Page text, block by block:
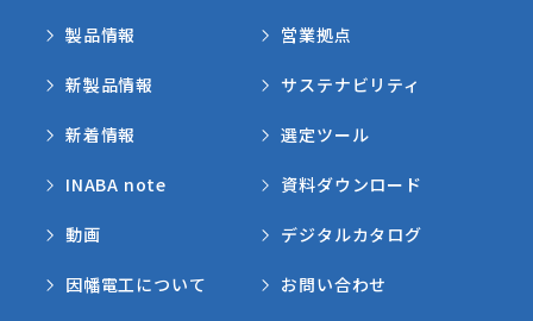
製品情報
新製品情報
新着情報
INABA note
動画
因幡電工について
営業拠点
サステナビリティ
選定ツール
資料ダウンロード
デジタルカタログ
お問い合わせ